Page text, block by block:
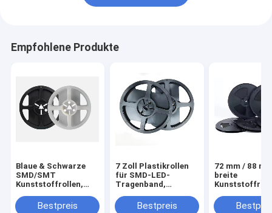
Empfohlene Produkte
Blaue & Schwarze
SMD/SMT
Kunststoffrollen,
Trägerband
Bestpreis
7 Zoll Plastikrollen
für SMD-LED-
Tragenband,
mehreren Breiten
Bestpreis
72 mm / 88
breite